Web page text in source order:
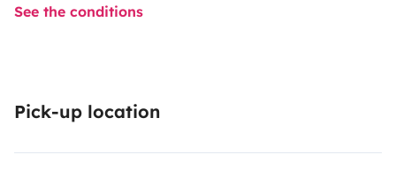
See the conditions
Pick-up location